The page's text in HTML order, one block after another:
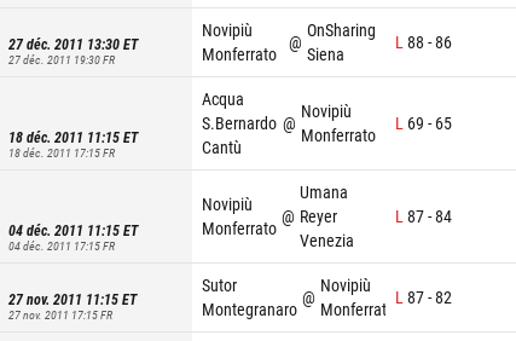
27 déc. 2011 13:30ET
27 déc. 2011 19:30FR
Novipiù
Monferrato
@
OnSharing
Siena
L88 -86
18 déc. 2011 11:15ET
18 déc. 2011 17:15FR
Acqua
S.Bernardo
Cantù
@
Novipiù
Monferrato
L 69 - 65
04 déc. 2011 11:15ET
04 déc. 2011 17:15FR
Novipiù
Monferrato
@
Umana
Reyer
Venezia
L87-84
27 nov. 2011 11:15ET
27 nov. 2011 17:15FR
Sutor
Montegranaro
@
Novipiù
Monferrato
L87-82